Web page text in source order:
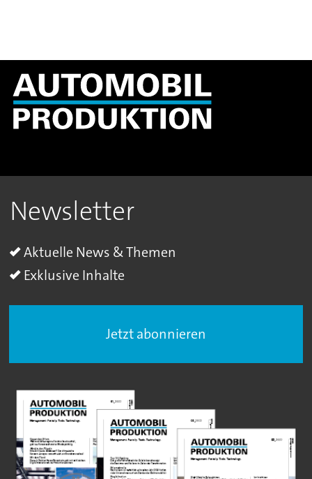
Newsletter
Aktuelle News & Themen
Exklusive Inhalte
Jetzt abonnieren